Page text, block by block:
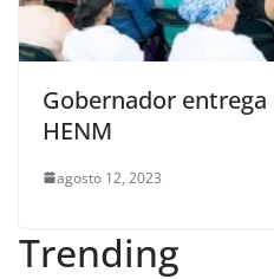
Gobernador
HENM
agosto 12, 2023
Trending